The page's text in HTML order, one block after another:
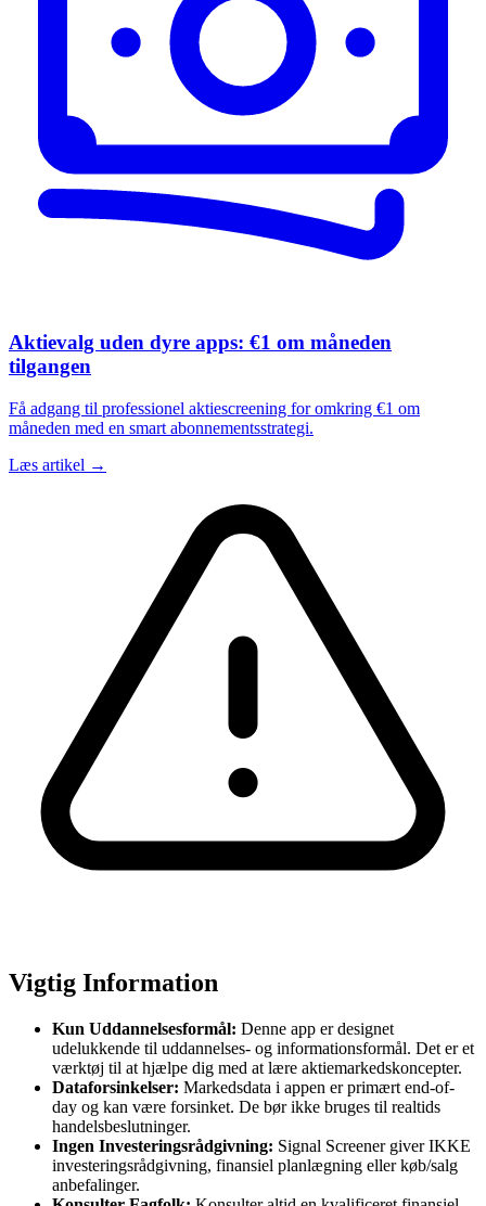
Aktievalg uden dyre apps: €1 om måneden
tilgangen
Få adgang til professionel aktiescreening for omkring €1 om
måneden med en smart abonnementsstrategi.
Læs artikel →
Vigtig Information
Kun Uddannelsesformål: Denne app er designet
udelukkende til uddannelses- og informationsformål. Det er et
værktøj til at hjælpe dig med at lære aktiemarkedskoncepter.
Dataforsinkelser: Markedsdata i appen er primært end-of-
day og kan være forsinket. De bør ikke bruges til realtids
handelsbeslutninger.
Ingen Investeringsrådgivning: Signal Screener giver IKKE
investeringsrådgivning, finansiel planlægning eller køb/salg
anbefalinger.